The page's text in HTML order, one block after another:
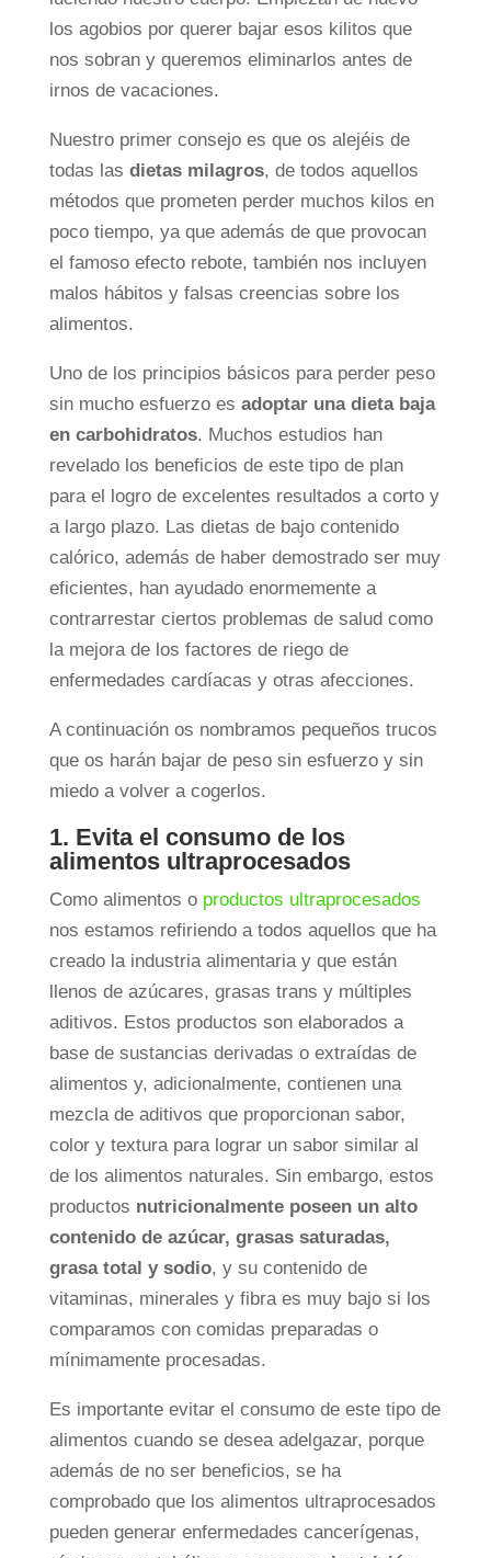
los agobios por querer bajar esos kilitos que
nos sobran y queremos eliminarlos antes de
irnos de vacaciones.
Nuestro primer consejo es que os alejéis de
todas las dietas milagros, de todos aquellos
métodos que prometen perder muchos kilos en
poco tiempo, ya que además de que provocan
el famoso efecto rebote, también nos incluyen
malos hábitos y falsas creencias sobre los
alimentos.
Uno de los principios básicos para perder peso
sin mucho esfuerzo es adoptar una dieta baja
en carbohidratos. Muchos estudios han
revelado los beneficios de este tipo de plan
para el logro de excelentes resultados a corto y
a largo plazo. Las dietas de bajo contenido
calórico, además de haber demostrado ser muy
eficientes, han ayudado enormemente a
contrarrestar ciertos problemas de salud como
la mejora de los factores de riego de
enfermedades cardíacas y otras afecciones.
A continuación os nombramos pequeños trucos
que os harán bajar de peso sin esfuerzo y sin
miedo a volver a cogerlos.
1. Evita el consumo de los
alimentos ultraprocesados
Como alimentos o productos ultraprocesados
nos estamos refiriendo a todos aquellos que ha
creado la industria alimentaria y que están
llenos de azúcares, grasas trans y múltiples
aditivos. Estos productos son elaborados a
base de sustancias derivadas o extraídas de
alimentos y, adicionalmente, contienen una
mezcla de aditivos que proporcionan sabor,
color y textura para lograr un sabor similar al
de los alimentos naturales. Sin embargo, estos
productos nutricionalmente poseen un alto
contenido de azúcar, grasas saturadas,
grasa total y sodio, y su contenido de
vitaminas, minerales y fibra es muy bajo si los
comparamos con comidas preparadas o
mínimamente procesadas.
Es importante evitar el consumo de este tipo de
alimentos cuando se desea adelgazar, porque
además de no ser beneficios, se ha
comprobado que los alimentos ultraprocesados
pueden generar enfermedades cancerígenas,